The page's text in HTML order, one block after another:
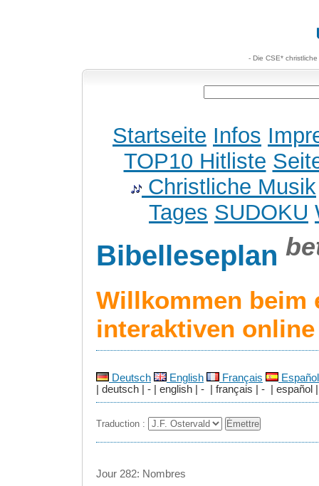
- Die CSE*
Startseite Infos
TOP10 Hitliste
Christliche Musik
Tages SUDOKU
Bibelleseplan
Willkommen beim
interaktiven
Deutsch English Français
Español
| deutsch | - | english | - | français | - | español |
Traduction :
Jour 282: Nombres